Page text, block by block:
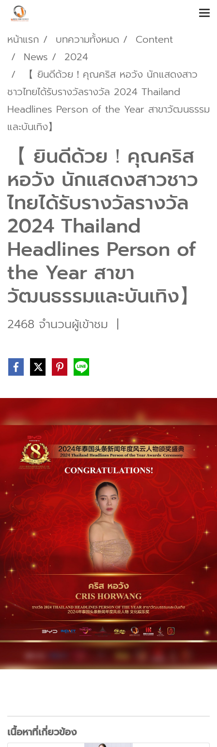
หน้าแรก บทความทั้งหมด
Content
News
2024
【 ยินดีด้วย！คุณคริส หอวัง นักแสดงสาว
ชาวไทยได้รับรางวัลรางวัล 2024 Thailand
Headlines Person of the Year สาขาวัฒนธรรม
และบันเทิง】
【 ยินดีด้วย！คุณคริส
หอวัง นักแสดงสาวชาว
ไทยได้รับรางวัลรางวัล
2024 Thailand
Headlines Person of
the Year สาขา
วัฒนธรรมและบันเทิง】
2468 จำนวนผู้เข้าชม |
เนื้อหาที่เกี่ยวข้อง